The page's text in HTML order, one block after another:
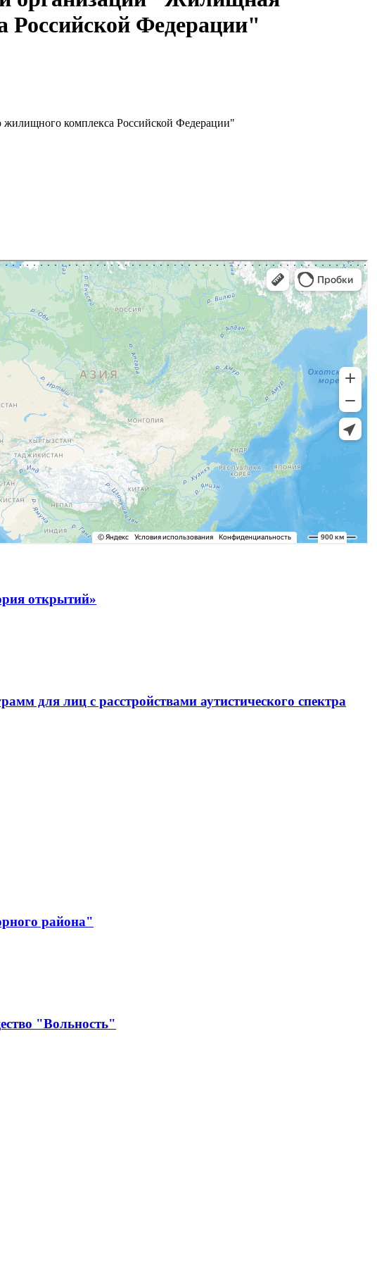
Российской Федерации"
комплекса Российской Федерации"
открытий»
для лиц с расстройствами аутистического спектра
района"
"Вольность"